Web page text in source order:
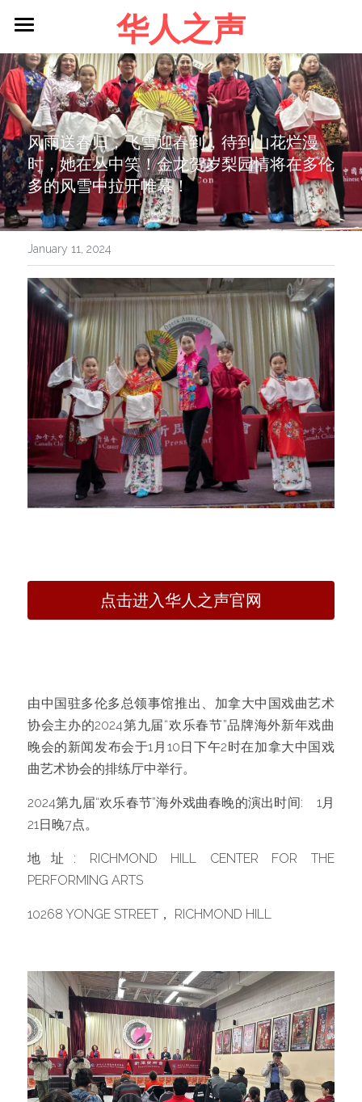
华人之声
About me
Blog
Contact
Facebook
Login / Register
风雨送春归，飞雪迎春到，待到山花烂漫
时，她在丛中笑！金龙贺岁梨园情将在多伦
多的风雪中拉开帷幕！
January 11, 2024
点击进入华人之声官网
由中国驻多伦多总领事馆推出、加拿大中国戏曲艺术
协会主办的2024第九届“欢乐春节”品牌海外新年戏曲
晚会的新闻发布会于1月10日下午2时在加拿大中国戏
曲艺术协会的排练厅中举行。
2024第九届“欢乐春节”海外戏曲春晚的演出时间:    1月
21日晚7点。
地址: RICHMOND HILL CENTER FOR THE
PERFORMING ARTS
10268 YONGE STREET， RICHMOND HILL